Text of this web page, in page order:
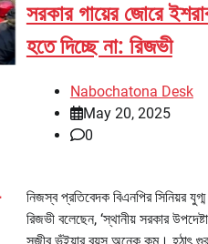
সরকার গায়ের জোরে
হতে দিচ্ছে না: রিজভী
Nabochatona Desk
May 20, 2025
0
নিজস্ব প্রতিবেদক বিএনপির সিনিয়র
রিজভী বলেছেন, ‘স্থানীয় সরকার